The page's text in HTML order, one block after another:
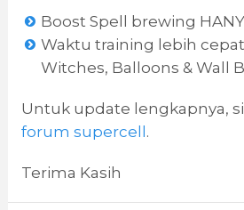
Boost Spell brewing
Waktu training lebih
Witches, Balloons & Wall
Untuk update lengkapnya,
forum supercell.
Terima Kasih